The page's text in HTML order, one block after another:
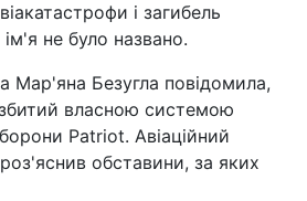
і загибель
не було названо.
Мар'яна Безугла повідомила,
власною системою
Patriot. Авіаційний
обставини, за яких